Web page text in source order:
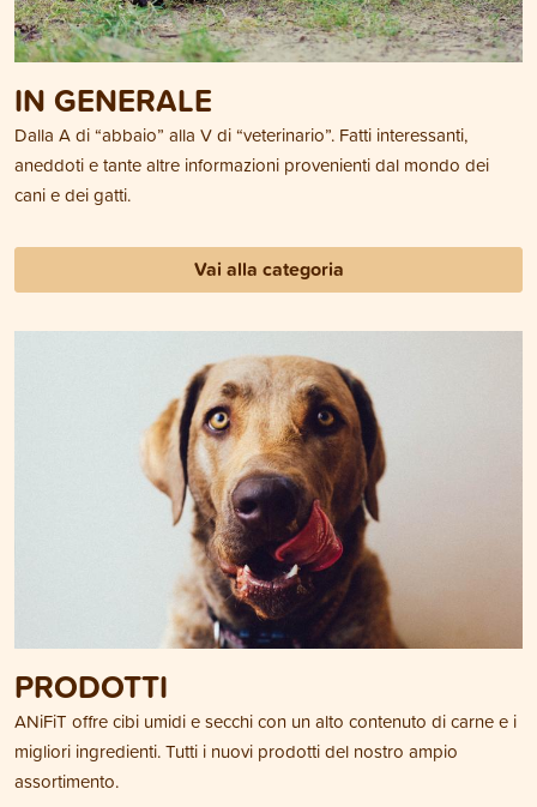
IN GENERALE
Dalla A di “abbaio” alla V di “veterinario”. Fatti interessanti,
aneddoti e tante altre informazioni provenienti dal mondo dei
cani e dei gatti.
Vai alla categoria
PRODOTTI
ANiFiT offre cibi umidi e secchi con un alto contenuto di carne e i
migliori ingredienti. Tutti i nuovi prodotti del nostro ampio
assortimento.